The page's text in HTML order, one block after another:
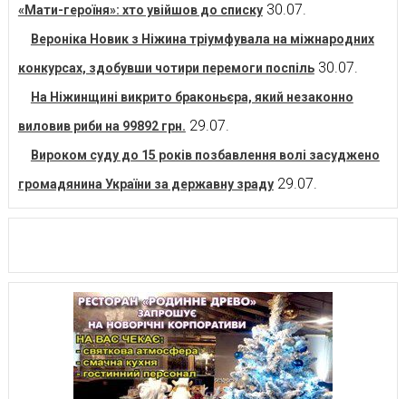
«Мати-героїня»: хто увійшов до списку 30.07.
Вероніка Новик з Ніжина тріумфувала на міжнародних
конкурсах, здобувши чотири перемоги поспіль 30.07.
На Ніжинщині викрито браконьєра, який незаконно
виловив риби на 99892 грн. 29.07.
Вироком суду до 15 років позбавлення волі засуджено
громадянина України за державну зраду 29.07.